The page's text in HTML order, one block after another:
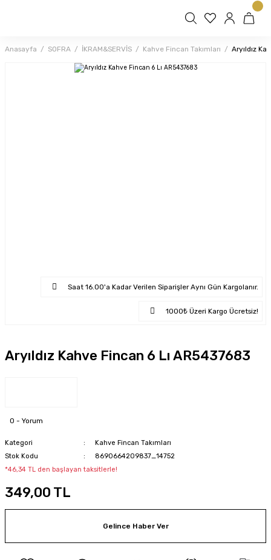
Anasayfa SOFRA İKRAM&SERVİS Kahve Fincan Takımları Aryıldız
Saat 16.00'a Kadar Verilen Siparişler Aynı Gün Kargolanır.
1000₺ Üzeri Kargo Ücretsiz!
Aryıldız Kahve Fincan 6 Lı AR5437683
0 - Yorum
Kategori
Kahve Fincan Takımları
Stok Kodu
8690664209837_14752
*46,34 TL den başlayan taksitlerle!
349,00 TL
Gelince Haber Ver